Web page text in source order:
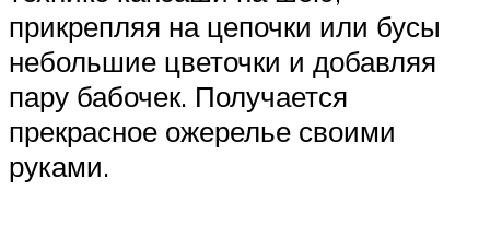
прикрепляя на цепочки или бусы
небольшие цветочки и добавляя
пару бабочек. Получается
прекрасное ожерелье своими
руками.